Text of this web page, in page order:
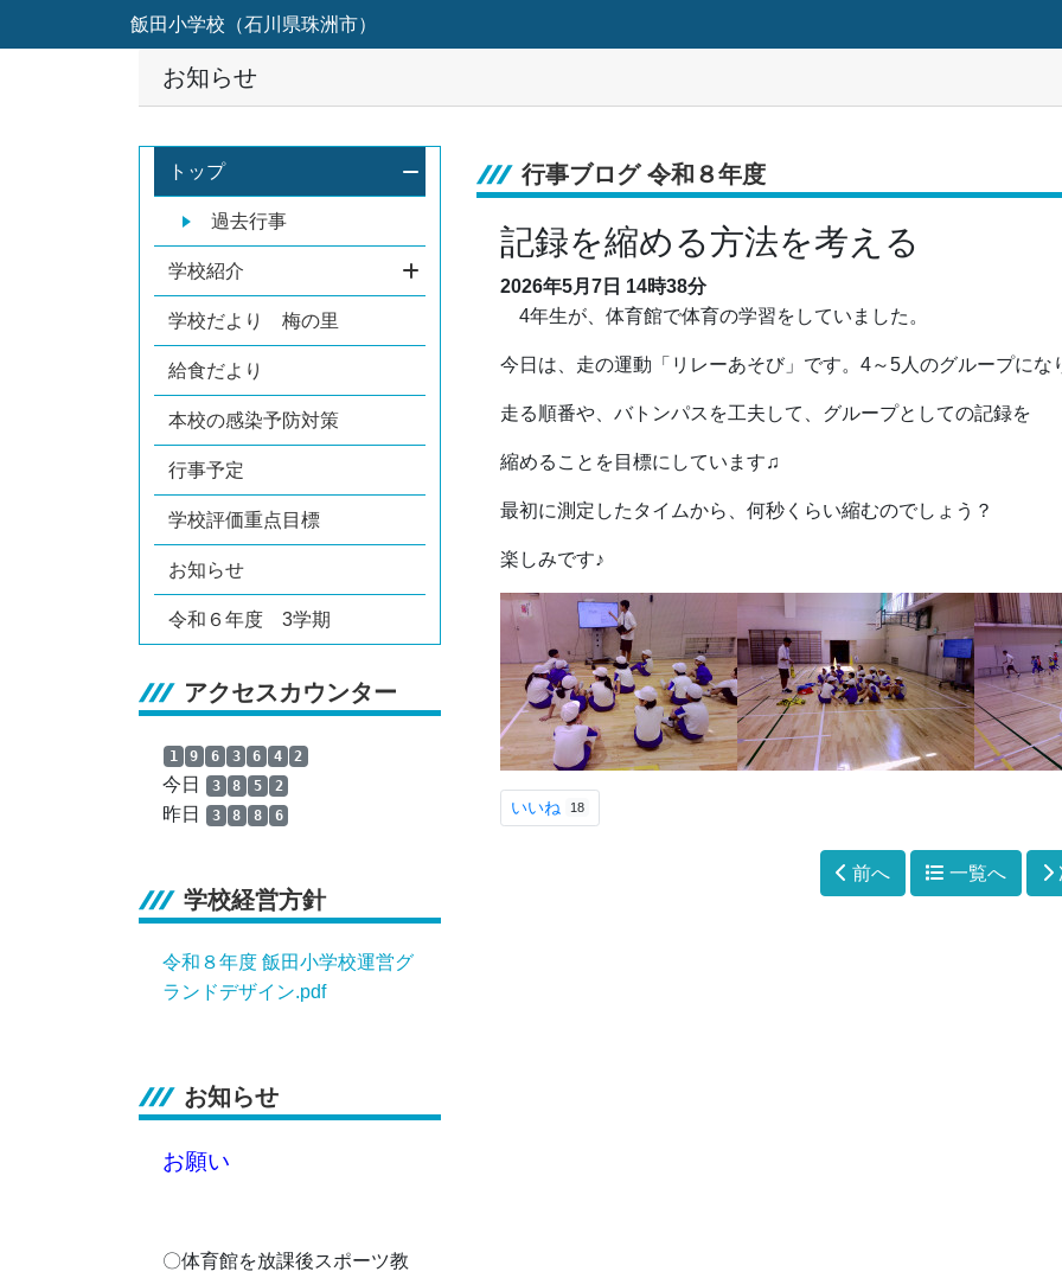
飯田小学校（石川県珠洲市）
お知らせ
トップ
過去行事
学校紹介
学校だより 梅の里
給食だより
本校の感染予防対策
行事予定
学校評価重点目標
お知らせ
令和６年度 3学期
アクセスカウンター
1 9 6 3 6 4 2
今日 3 8 5 2
昨日 3 8 8 6
学校経営方針
令和８年度 飯田小学校運営グ
ランドデザイン.pdf
お知らせ
お願い
〇体育館を放課後スポーツ教
行事ブログ 令和８年度
記録を縮める方法を考える
2026年5月7日 14時38分
4年生が、体育館で体育の学習をしていました。
今日は、走の運動「リレーあそび」です。4～5人のグループにな
走る順番や、バトンパスを工夫して、グループとしての記録を
縮めることを目標にしています♫
最初に測定したタイムから、何秒くらい縮むのでしょう？
楽しみです♪
いいね 18
前へ 一覧へ